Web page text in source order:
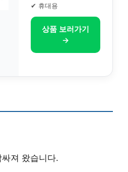
✔ 휴대용
상품 보러가기
→
져 왔습니다.